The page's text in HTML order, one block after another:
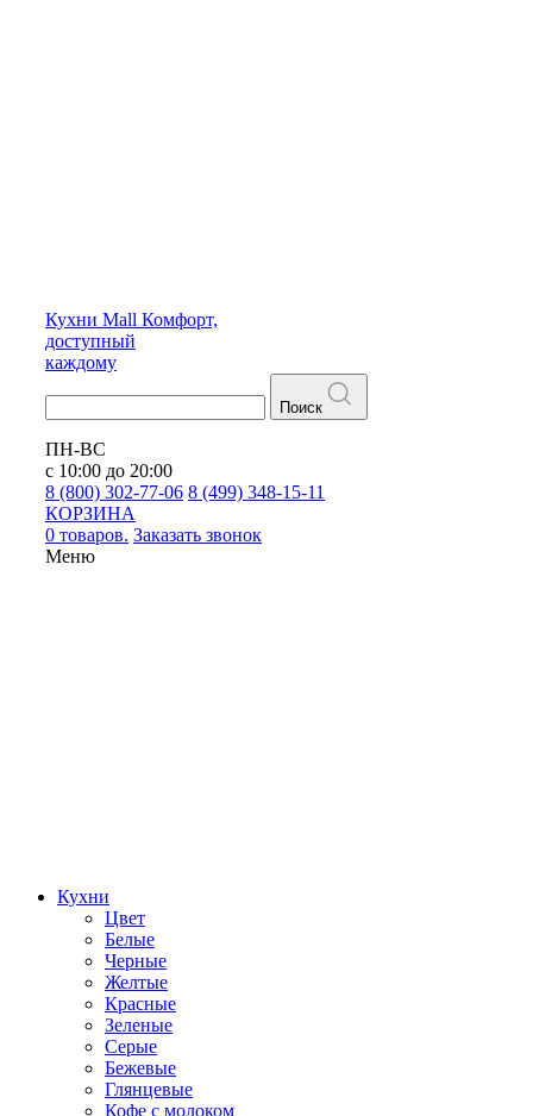
Кухни Mall Комфорт,
доступный
каждому
Поиск
ПН-ВС
с 10:00 до 20:00
8 (800) 302-77-06 8 (499) 348-15-11
КОРЗИНА
0 товаров. Заказать звонок
Меню
Кухни
Цвет
Белые
Черные
Желтые
Красные
Зеленые
Серые
Бежевые
Глянцевые
Кофе с молоком